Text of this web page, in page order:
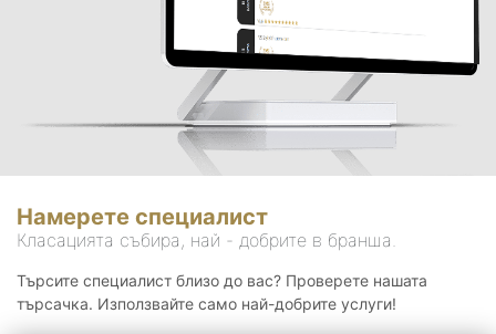
Намерете специалист
Класацията събира, най - добрите в бранша.
Търсите специалист близо до вас? Проверете нашата
търсачка. Използвайте само най-добрите услуги!